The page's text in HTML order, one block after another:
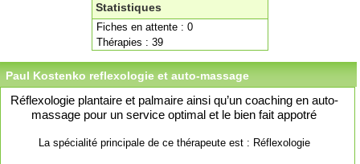
Statistiques
Fiches en attente : 0
Thérapies : 39
Paul Kostenko reflexologie et auto-massage
Réflexologie plantaire et palmaire ainsi qu’un coaching en auto-
massage pour un service optimal et le bien fait appotré
La spécialité principale de ce thérapeute est : Réflexologie